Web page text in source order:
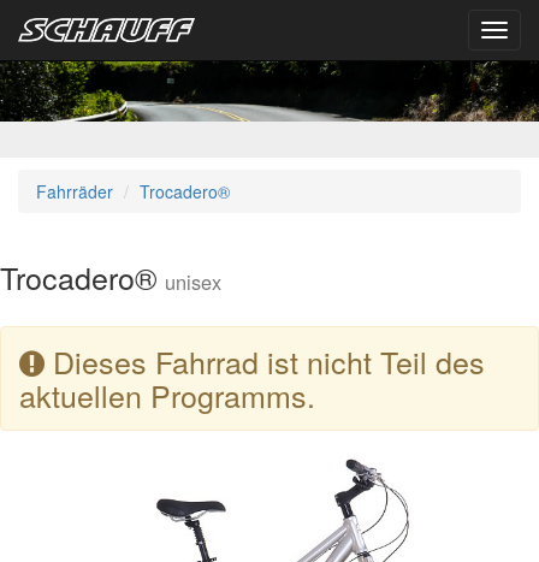
Fahrräder Trocadero®
Trocadero® unisex
Dieses Fahrrad ist nicht Teil des
aktuellen Programms.